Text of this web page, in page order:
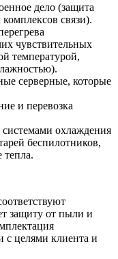
дело (защита
связи).
чувствительных
температурой,
серверные, которые
и перевозка
охлаждения
беспилотников,
защиту от пыли и
с целями клиента и